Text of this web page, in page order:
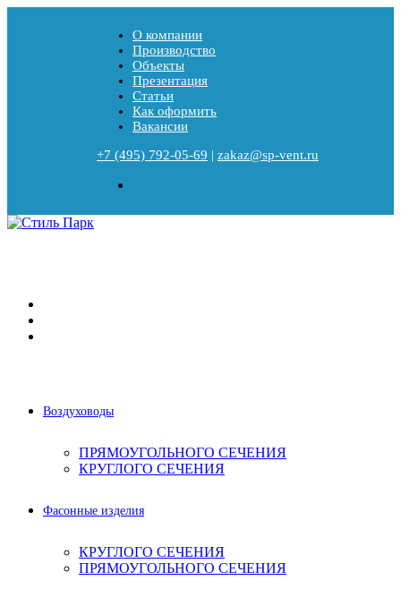
О компании
Производство
Объекты
Презентация
Статьи
Как оформить
Вакансии
+7 (495) 792-05-69 | zakaz@sp-vent.ru
Воздуховоды
ПРЯМОУГОЛЬНОГО СЕЧЕНИЯ
КРУГЛОГО СЕЧЕНИЯ
Фасонные изделия
КРУГЛОГО СЕЧЕНИЯ
ПРЯМОУГОЛЬНОГО СЕЧЕНИЯ